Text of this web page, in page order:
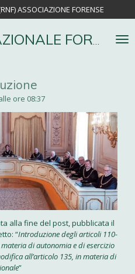
RETE NAZIONALE FORENSE
ASSOCIAZIONE FORENSE
ore 08:37
alla fine del post, pubblicata il
“Introduzione degli articoli 110-
di autonomia e di esercizio
all’articolo 135, in materia di
”